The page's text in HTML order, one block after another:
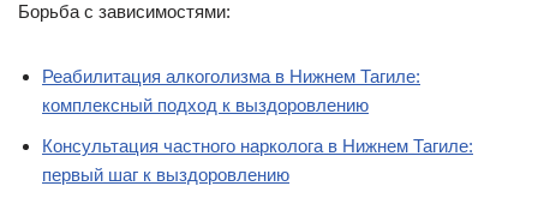
Борьба с зависимостями:
Реабилитация алкоголизма в Нижнем Тагиле:
комплексный подход к выздоровлению
Консультация частного нарколога в Нижнем Тагиле:
первый шаг к выздоровлению